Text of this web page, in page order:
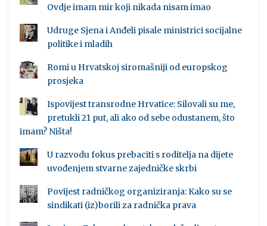
Ovdje imam mir koji nikada nisam imao
Udruge Sjena i Anđeli pisale ministrici socijalne
politike i mladih
Romi u Hrvatskoj siromašniji od europskog
prosjeka
Ispovijest transrodne Hrvatice: Silovali su me,
pretukli 21 put, ali ako od sebe odustanem, što
imam? Ništa!
U razvodu fokus prebaciti s roditelja na dijete
uvođenjem stvarne zajedničke skrbi
Povijest radničkog organiziranja: Kako su se
sindikati (iz)borili za radnička prava